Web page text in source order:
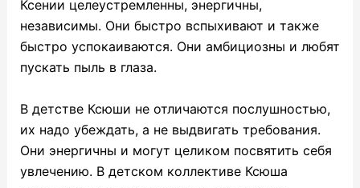
Ксении целеустремленны, энергичны,
независимы. Они быстро вспыхивают и также
быстро успокаиваются. Они амбициозны и любят
пускать пыль в глаза.
В детстве Ксюши не отличаются послушностью,
их надо убеждать, а не выдвигать требования.
Они энергичны и могут целиком посвятить себя
увлечению. В детском коллективе Ксюша